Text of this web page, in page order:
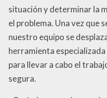
situación y determinar la
el problema. Una vez que
nuestro equipo se
herramienta
para llevar a cabo el
segura.